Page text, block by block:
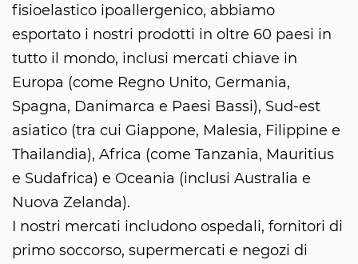
fisioelastico ipoallergenico, abbiamo
esportato i nostri prodotti in oltre 60 paesi in
tutto il mondo, inclusi mercati chiave in
Europa (come Regno Unito, Germania,
Spagna, Danimarca e Paesi Bassi), Sud-est
asiatico (tra cui Giappone, Malesia, Filippine e
Thailandia), Africa (come Tanzania, Mauritius
e Sudafrica) e Oceania (inclusi Australia e
Nuova Zelanda).
I nostri mercati includono ospedali, fornitori di
primo soccorso, supermercati e negozi di